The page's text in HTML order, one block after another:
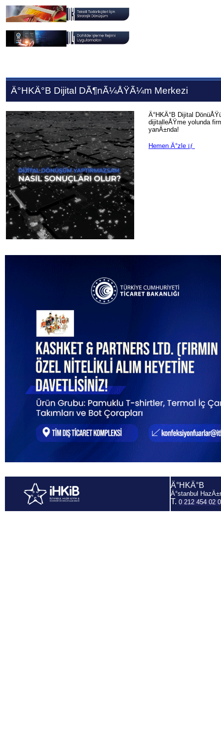
Ä°HKÄ°B Dijital DÃ¶nÃ¼ÅŸÃ¼m Merkezi
Ä°HKÄ°B Dijital
dijitalleÅŸme yolunda
yanÄ±nda!
Hemen Ä°zle ïƒ
Ä°HKÄ°B
Ä°stanbul
T. 0 212 454